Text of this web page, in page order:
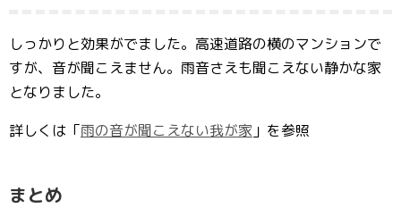
しっかりと効果がでました。高速道路の横のマンションで
すが、音が聞こえません。雨音さえも聞こえない静かな家
となりました。
詳しくは「雨の音が聞こえない我が家 」を参照
まとめ